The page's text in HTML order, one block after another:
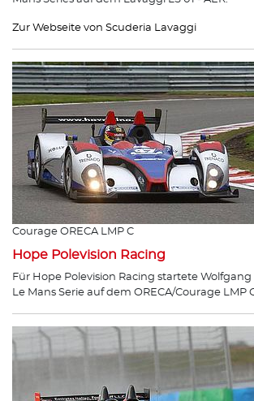
Zur Webseite von Scuderia Lavaggi
Courage ORECA LMP C
Hope Polevision Racing
Für Hope Polevision Racing startete
Le Mans Serie auf dem ORECA/Courage LMP